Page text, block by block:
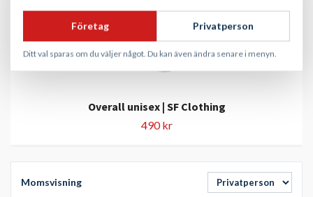
Momsvisning
Overall unisex | SF Clothing
490 kr
Företag Privatperson
Ditt val sparas om du väljer något. Du kan även ändra senare i menyn.